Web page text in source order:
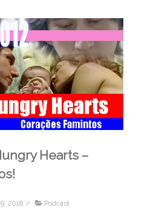
Hearts –
2018 / Podcast